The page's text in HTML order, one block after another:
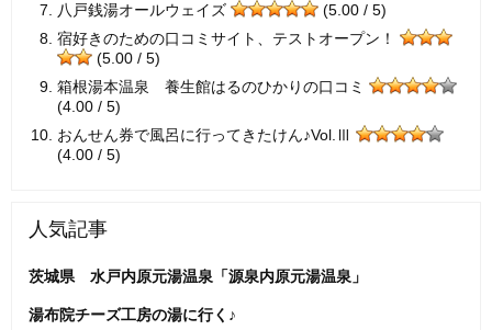
八戸銭湯オールウェイズ
(5.00 / 5)
宿好きのための口コミサイト、テストオープン！
(5.00 / 5)
箱根湯本温泉 養生館はるのひかりの口コミ
(4.00 / 5)
おんせん券で風呂に行ってきたけん♪Vol.Ⅲ
(4.00 / 5)
人気記事
茨城県 水戸内原元湯温泉「源泉内原元湯温泉」
湯布院チーズ工房の湯に行く♪